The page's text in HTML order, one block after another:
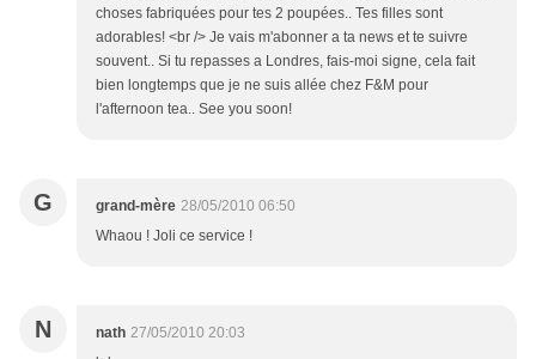
choses fabriquées pour tes 2 poupées.. Tes filles sont
adorables! <br /> Je vais m'abonner a ta news et te suivre
souvent.. Si tu repasses a Londres, fais-moi signe, cela fait
bien longtemps que je ne suis allée chez F&M pour
l'afternoon tea.. See you soon!
G grand-mère 28/05/2010 06:50
Whaou ! Joli ce service !
N nath 27/05/2010 20:03